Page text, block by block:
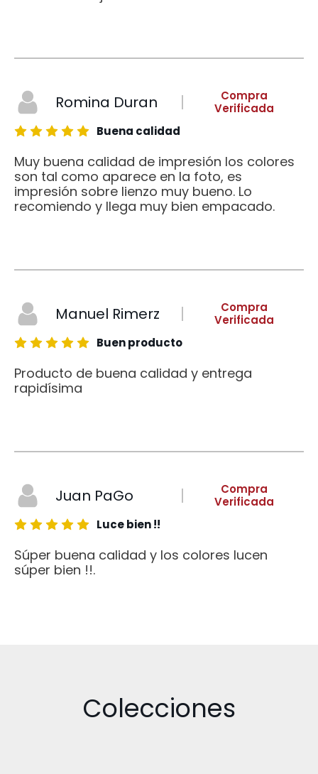
Romina Duran
Compra
Verificada
Buena calidad
Muy buena calidad de impresión los colores
son tal como aparece en la foto, es
impresión sobre lienzo muy bueno. Lo
recomiendo y llega muy bien empacado.
Manuel Rimerz
Compra
Verificada
Buen producto
Producto de buena calidad y entrega
rapidísima
Juan PaGo
Compra
Verificada
Luce bien !!
Súper buena calidad y los colores lucen
súper bien !!.
Colecciones